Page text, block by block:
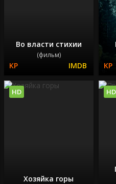
Во власти стихии
(фильм)
Хозяйка горы
HD HD